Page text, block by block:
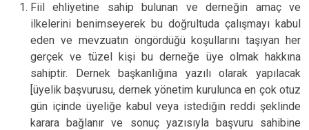
Fiil ehliyetine sahip bulunan ve derneğin amaç ve
ilkelerini benimseyerek bu doğrultuda çalışmayı kabul
eden ve mevzuatın öngördüğü koşullarını taşıyan her
gerçek ve tüzel kişi bu derneğe üye olmak hakkına
sahiptir. Dernek başkanlığına yazılı olarak yapılacak
[üyelik başvurusu, dernek yönetim kurulunca en çok otuz
gün içinde üyeliğe kabul veya istediğin reddi şeklinde
karara bağlanır ve sonuç yazısıyla başvuru sahibine